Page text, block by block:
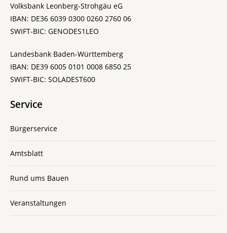
Volksbank Leonberg-Strohgäu eG
IBAN: DE36 6039 0300 0260 2760 06
SWIFT-BIC: GENODES1LEO
Landesbank Baden-Württemberg
IBAN: DE39 6005 0101 0008 6850 25
SWIFT-BIC: SOLADEST600
Service
Bürgerservice
Amtsblatt
Rund ums Bauen
Veranstaltungen